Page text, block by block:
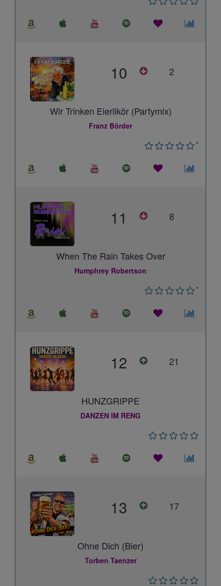
10 2
Wir Trinken Eierlikör (Partymix)
Franz Börder
*
11 8
When The Rain Takes Over
Humphrey Robertson
*
12 21
HUNZGRIPPE
DANZEN IM RENG
13 17
Ohne Dich (Bier)
Torben Taenzer